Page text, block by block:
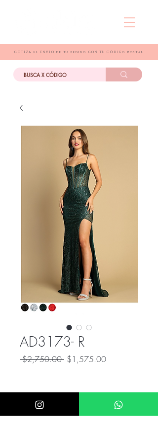
COTIZA el ENVIO de tu pedido CON TU CÓDIGo postal
AD3173- R
$2,750.00 Precio
$1,575.00Precio